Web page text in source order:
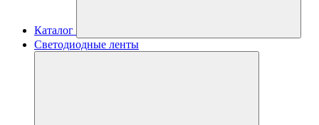
Каталог
Светодиодные ленты